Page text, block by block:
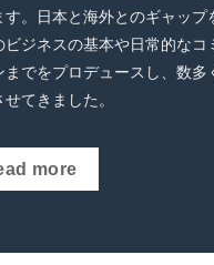
。
日本と海外とのギャップ
ビジネスの基本や日常的なコ
までをプロデュースし、数多
てきました。
more